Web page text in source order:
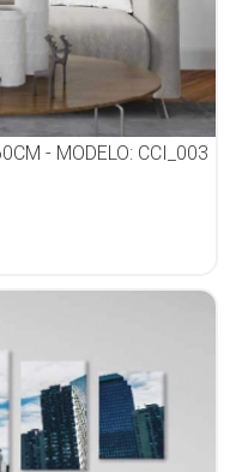
- MODELO: CCI_003